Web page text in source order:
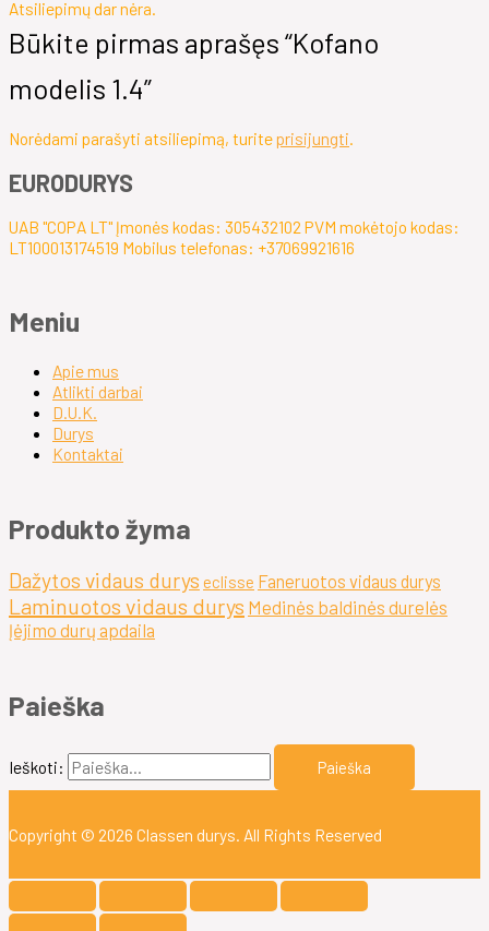
Atsiliepimų dar nėra.
Būkite pirmas aprašęs “Kofano
modelis 1.4”
Norėdami parašyti atsiliepimą, turiteprisijungti
EURODURYS
UAB "COPA LT" Įmonės kodas: 305432102 PVM mokėtojo kodas:
LT100013174519 Mobilus telefonas: +37069921616
Meniu
Apie mus
Atlikti darbai
D.U.K.
Durys
Kontaktai
Produkto žyma
Dažytos vidaus durys eclisse Faneruotos vidaus durys
Laminuotos vidaus durys Medinės baldinės durelės
Įėjimo durų apdaila
Paieška
Ieškoti:
Copyright © 2026 Classen durys . All Rights Reserved